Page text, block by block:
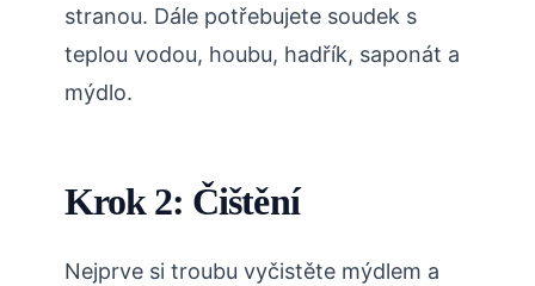
stranou. Dále potřebujete soudek s
teplou vodou, houbu, hadřík, saponát a
mýdlo.
Krok 2: Čištění
Nejprve si troubu vyčistěte mýdlem a